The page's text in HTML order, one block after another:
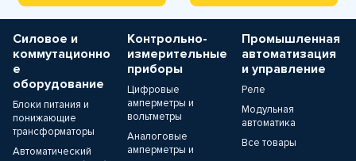
Силовое и
коммутационно
е
оборудование
Блоки питания и
понижающие
трансформаторы
Автоматический
Контрольно-
измерительные
приборы
Цифровые
амперметры и
вольтметры
Аналоговые
амперметры и
Промышленная
автоматизация
и управление
Реле
Модульная
автоматика
Все товары